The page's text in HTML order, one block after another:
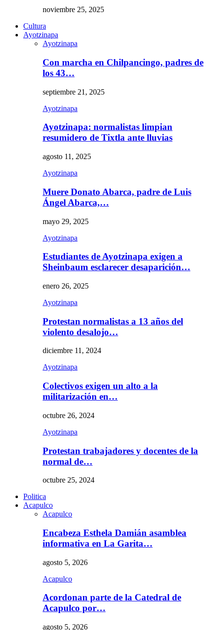
noviembre 25, 2025
Cultura
Ayotzinapa
Ayotzinapa
Con marcha en Chilpancingo, padres de
los 43…
septiembre 21, 2025
Ayotzinapa
Ayotzinapa: normalistas limpian
resumidero de Tixtla ante lluvias
agosto 11, 2025
Ayotzinapa
Muere Donato Abarca, padre de Luis
Ángel Abarca,…
mayo 29, 2025
Ayotzinapa
Estudiantes de Ayotzinapa exigen a
Sheinbaum esclarecer desaparición…
enero 26, 2025
Ayotzinapa
Protestan normalistas a 13 años del
violento desalojo…
diciembre 11, 2024
Ayotzinapa
Colectivos exigen un alto a la
militarización en…
octubre 26, 2024
Ayotzinapa
Protestan trabajadores y docentes de la
normal de…
octubre 25, 2024
Politica
Acapulco
Acapulco
Encabeza Esthela Damián asamblea
informativa en La Garita…
agosto 5, 2026
Acapulco
Acordonan parte de la Catedral de
Acapulco por…
agosto 5, 2026